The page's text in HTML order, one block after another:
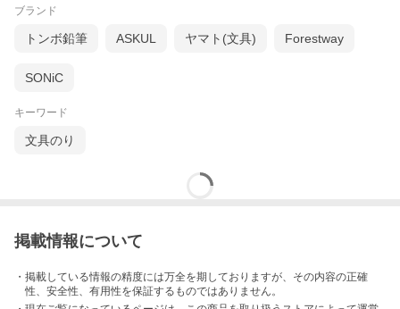
ブランド
トンボ鉛筆 ASKUL ヤマト(文具) Forestway
SONiC
キーワード
文具のり
掲載情報について
・掲載している情報の精度には万全を期しておりますが、その内容の正確
性、安全性、有用性を保証するものではありません。